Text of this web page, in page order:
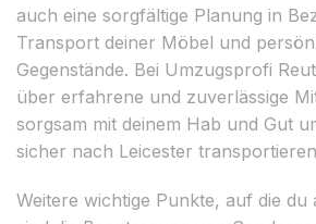
auch eine sorgfältige Planung in
Transport deiner Möbel und
Gegenstände. Bei Umzugsprofi
über erfahrene und zuverlässige
sorgsam mit deinem Hab und Gut
sicher nach Leicester
Weitere wichtige Punkte, auf die du